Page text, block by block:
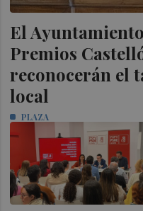
El
Premios
reconocerán el
local
PLAZA